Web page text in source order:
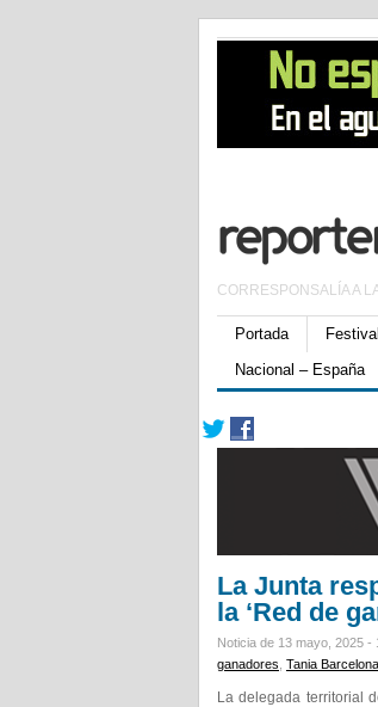
CORRESPONSALÍA A
Portada
Nacional – España
La Junta
la ‘Red de
Noticia de 13 mayo, 2025 -
ganadores Tania Barcelona
La delegada territorial